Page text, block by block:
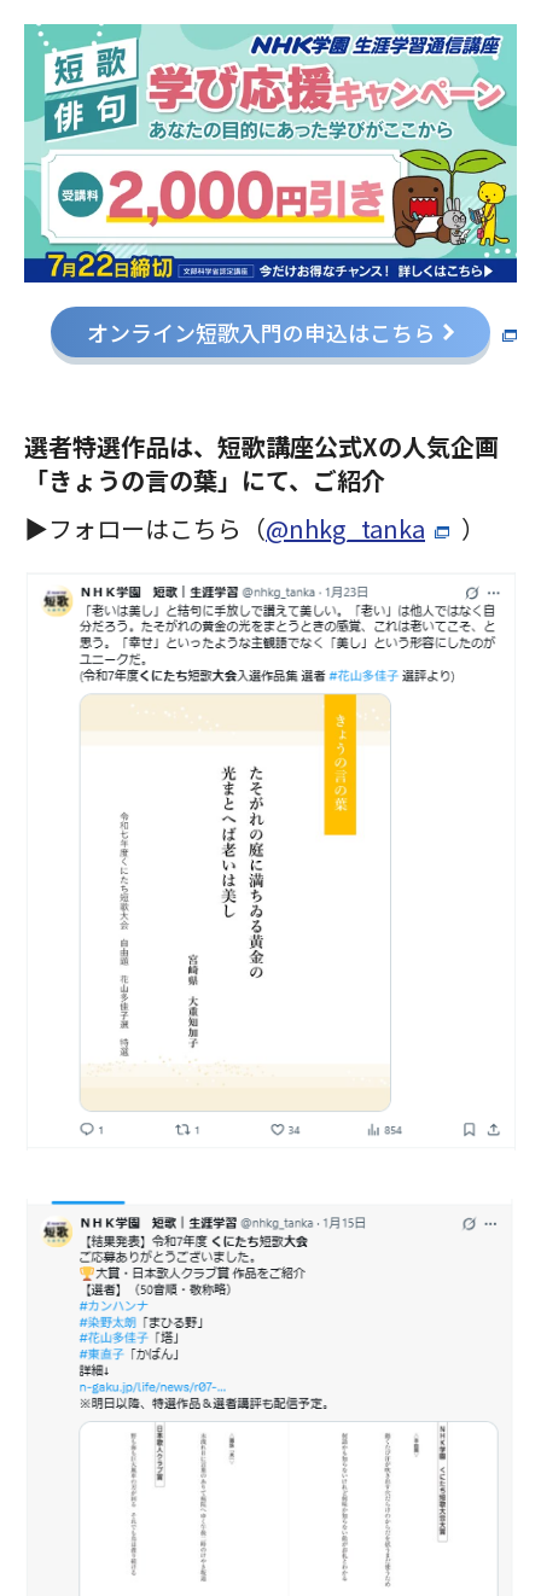
オンライン短歌入門の申込はこちら
選者特選作品は、短歌講座公式Xの人気企画
「きょうの言の葉」にて、ご紹介
▶フォローはこちら（@nhkg_tanka ）